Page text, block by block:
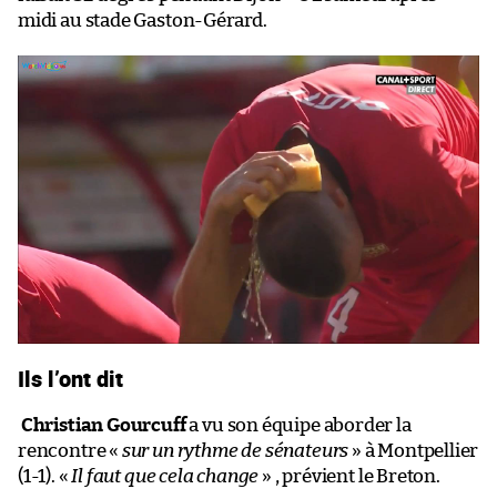
midi au stade Gaston-Gérard.
Ils l’ont dit
Christian Gourcuffa vu son équipe aborder la
rencontre « sur un rythme de sénateurs » à Montpellier
(1-1). « Il faut que cela change » , prévient le Breton.